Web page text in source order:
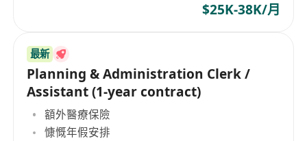
$25K-38K/月
最新
Planning & Administration Clerk /
Assistant (1-year contract)
額外醫療保險
慷慨年假安排